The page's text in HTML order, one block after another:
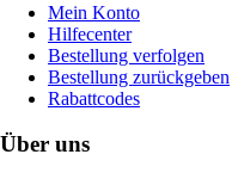
Mein Konto
Hilfecenter
Bestellung verfolgen
Bestellung zurückgeben
Rabattcodes
Über uns